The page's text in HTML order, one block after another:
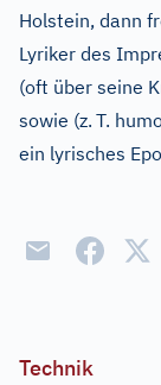
Holstein, dann
Lyriker des
(oft über seine
sowie (z. T.
ein lyrisches
Technik